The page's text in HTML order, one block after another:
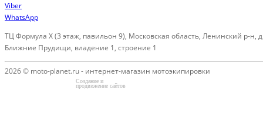
Viber
WhatsApp
ТЦ Формула Х (3 этаж, павильон 9), Московская область, Ленинский р-н,
Ближние Прудищи, владение 1, строение 1
2026 © moto-planet.ru - интернет-магазин мотоэкипировки
Создание и
продвижение сайтов